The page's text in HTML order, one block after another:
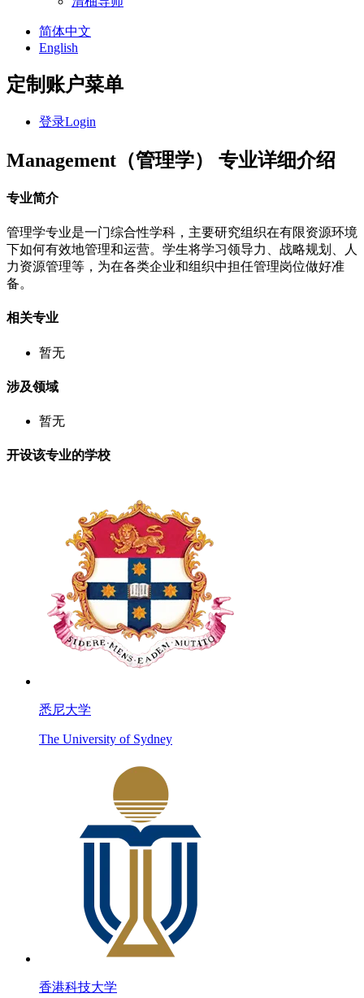
简体中文
English
定制账户菜单
登录Login
Management（管理学） 专业详细介绍
专业简介
管理学专业是一门综合性学科，主要研究组织在有限资源环境
下如何有效地管理和运营。学生将学习领导力、战略规划、人
力资源管理等，为在各类企业和组织中担任管理岗位做好准
备。
相关专业
暂无
涉及领域
暂无
开设该专业的学校
悉尼大学
The University of Sydney
香港科技大学